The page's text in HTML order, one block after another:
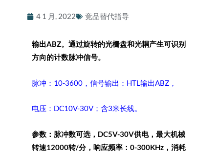
4 1 月, 2022 竞品替代指导
输出ABZ。通过旋转的光栅盘和光耦产生可识别
方向的计数脉冲信号。
脉冲：10-3600，信号输出：HTL输出ABZ，
电压：DC10V-30V； 含3米长线。
参数：脉冲数可选， DC5V-30V供电，最大机械
转速12000转/分，响应频率：0-300KHz，消耗